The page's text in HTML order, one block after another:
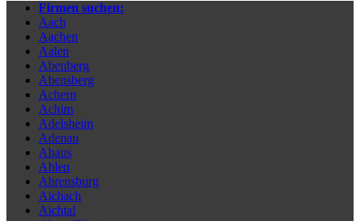
Firmen suchen:
Aach
Aachen
Aalen
Abenberg
Abensberg
Achern
Achim
Adelsheim
Adenau
Ahaus
Ahlen
Ahrensburg
Aichach
Aichtal